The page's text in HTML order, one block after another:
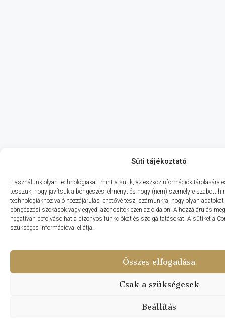
Süti tájékoztató
Használunk olyan technológiákat, mint a sütik, az eszközinformációk tárolására
tesszük, hogy javítsuk a böngészési élményt és hogy (nem) személyre szabott
technológiákhoz való hozzájárulás lehetővé teszi számunkra, hogy olyan
böngészési szokások vagy egyedi azonosítók ezen az oldalon. A hozzájárulás
negatívan befolyásolhatja bizonyos funkciókat és szolgáltatásokat. A sütiket a
szükséges információval ellátja.
Összes elfogadása
Csak a szükségesek
Beállítás